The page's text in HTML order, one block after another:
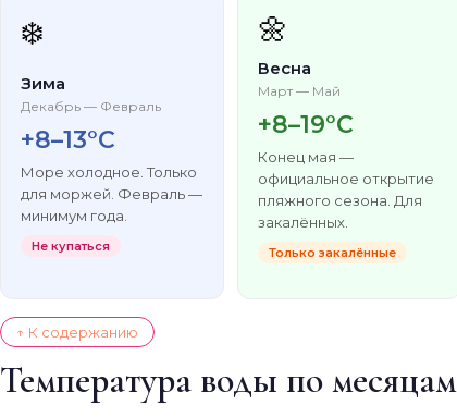
❄️
Зима
Декабрь — Февраль
+8–13°C
Море холодное. Только
для моржей. Февраль —
минимум года.
Не купаться
🌼
Весна
Март — Май
+8–19°C
Конец мая —
официальное открытие
пляжного сезона. Для
закалённых.
Только закалённые
↑ К содержанию
Температура воды по месяцам